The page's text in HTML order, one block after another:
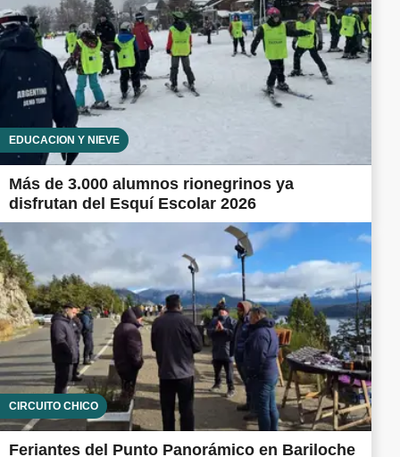
EDUCACIÓN Y NIEVE
Más de 3.000 alumnos rionegrinos ya
disfrutan del Esquí Escolar 2026
CIRCUITO CHICO
Feriantes del Punto Panorámico en Bariloche